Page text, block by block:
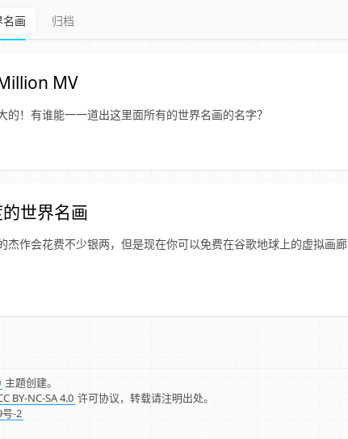
画 归档
MV
！有谁能一一道出这里面所有的世界名画的名字？
世界名画
杰作会花费不少银两，但是现在你可以免费在谷歌地球上的虚拟画廊
主题创建。
BY-NC-SA 4.0 许可协议，转载请注明出处。
号-2